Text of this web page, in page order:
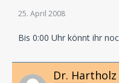
25. April 2008
Bis 0:00 Uhr könnt ihr
Dr. Hartholz